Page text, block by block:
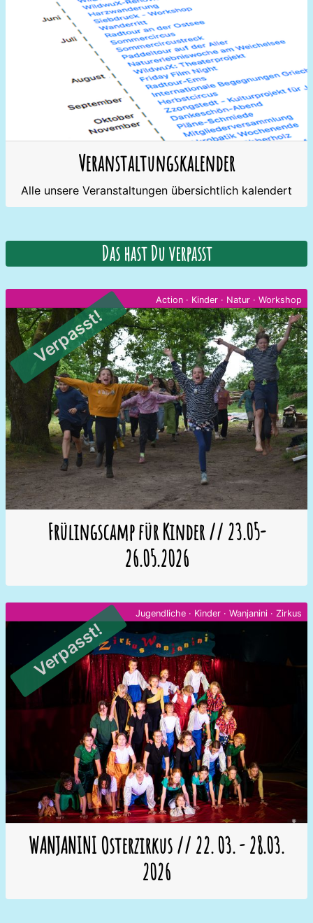
Veranstaltungskalender
Alle unsere Veranstaltungen übersichtlich kalendert
Das hast Du verpasst
Action · Kinder · Natur · Workshop
Verpasst!
Frülingscamp für Kinder // 23.05-
26.05.2026
Jugendliche · Kinder · Wanjanini · Zirkus
Verpasst!
WANJANINI Osterzirkus // 22. 03. - 28.03.
2026